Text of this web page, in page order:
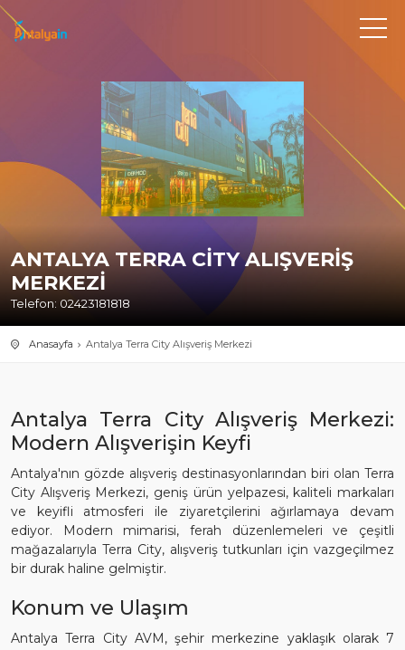
ANTALYA TERRA CITY ALIŞVERIŞ
MERKEZI
Telefon: 02423181818
Anasayfa Antalya Terra City Alışveriş Merkezi
Antalya Terra City Alışveriş Merkezi:
Modern Alışverişin Keyfi
Antalya'nın gözde alışveriş destinasyonlarından biri olan Terra
City Alışveriş Merkezi, geniş ürün yelpazesi, kaliteli markaları
ve keyifli atmosferi ile ziyaretçilerini ağırlamaya devam
ediyor. Modern mimarisi, ferah düzenlemeleri ve çeşitli
mağazalarıyla Terra City, alışveriş tutkunları için vazgeçilmez
bir durak haline gelmiştir.
Konum ve Ulaşım
Antalya Terra City AVM, şehir merkezine yaklaşık olarak 7